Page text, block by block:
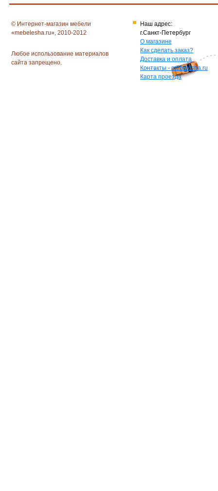
© Интернет-магазин мебели
«mebelesha.ru», 2010-2012
Любое использование материалов
сайта запрещено.
Наш адрес:
г.Санкт-Петербург
О магазине
Как сделать заказ?
Доставка и оплата
Контакты - mebelesha.ru
Карта проезда